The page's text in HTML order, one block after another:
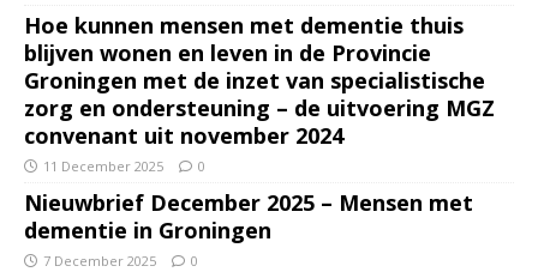
Hoe kunnen mensen met dementie thuis
blijven wonen en leven in de Provincie
Groningen met de inzet van specialistische
zorg en ondersteuning – de uitvoering MGZ
convenant uit november 2024
11 December 2025 0
Nieuwbrief December 2025 – Mensen met
dementie in Groningen
7 December 2025 0